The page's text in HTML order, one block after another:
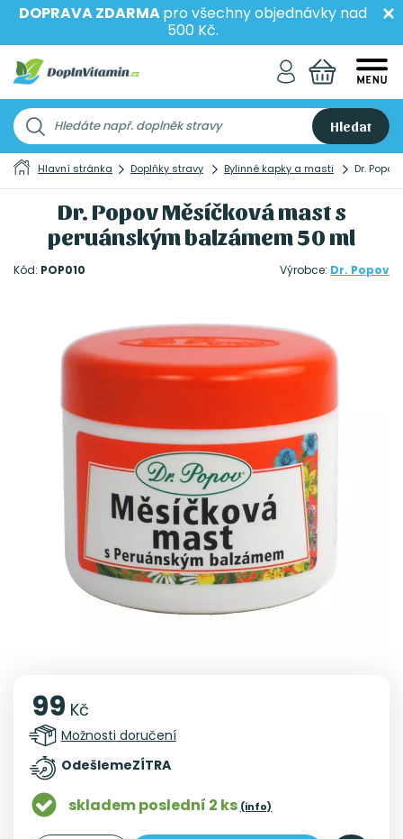
DOPRAVA ZDARMApro všechny objednávky nad
500 Kč.
Hledat
Hlavní stránka Doplňky stravy Bylinné kapky a masti Dr.
Dr. Popov Měsíčková mast s
peruánským balzámem 50 ml
Kód: POP010 Výrobce: Dr. Popov
99 Kč
Možnosti doručení
OdešlemeZÍTRA
skladem poslední 2 ks (info)